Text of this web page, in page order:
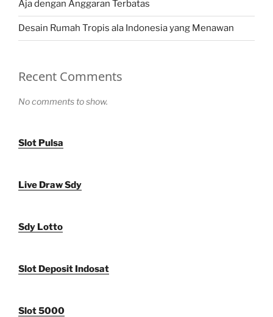
Aja dengan Anggaran Terbatas
Desain Rumah Tropis ala Indonesia yang Menawan
Recent Comments
No comments to show.
Slot Pulsa
Live Draw Sdy
Sdy Lotto
Slot Deposit Indosat
Slot 5000